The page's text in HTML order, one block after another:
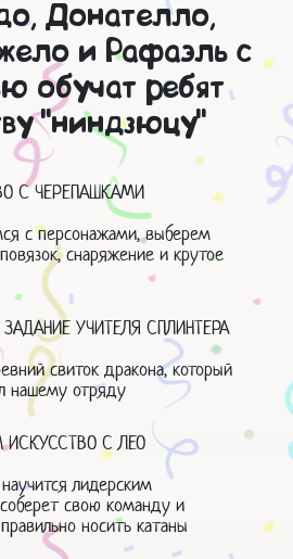
Донателло,
и Рафаэль с
обучат ребят
"ниндзюцу"
С ЧЕРЕПАШКАМИ
с персонажами, выберем
снаряжение и крутое
УЧИТЕЛЯ СПЛИНТЕРА
свиток дракона, который
нашему отряду
ИСКУССТВО С ЛЕО
лидерским
свою команду и
носить катаны